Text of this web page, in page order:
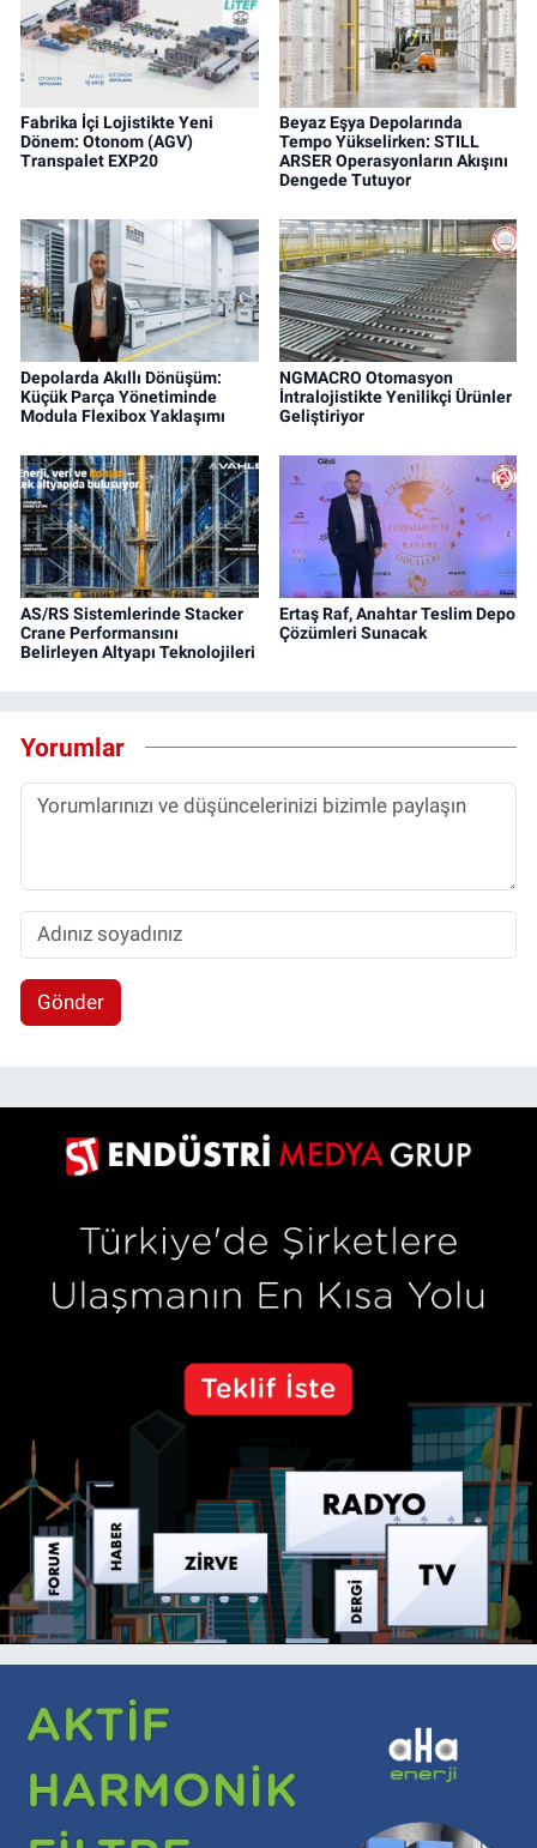
Fabrika İçi Lojistikte Yeni
Dönem: Otonom (AGV)
Transpalet EXP20
Beyaz Eşya Depolarında
Tempo Yükselirken: STILL
ARSER Operasyonların Akışını
Dengede Tutuyor
Depolarda Akıllı Dönüşüm:
Küçük Parça Yönetiminde
Modula Flexibox Yaklaşımı
NGMACRO Otomasyon
İntralojistikte Yenilikçi Ürünler
Geliştiriyor
AS/RS Sistemlerinde Stacker
Crane Performansını
Belirleyen Altyapı Teknolojileri
Ertaş Raf, Anahtar Teslim Depo
Çözümleri Sunacak
Yorumlar
Gönder